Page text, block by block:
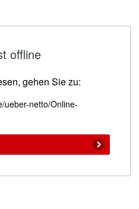
offline
gehen Sie zu:
ueber-netto/Online-